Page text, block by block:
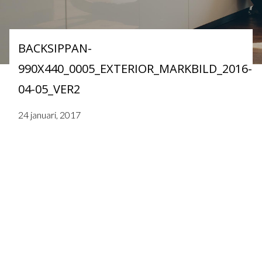
BACKSIPPAN-
990X440_0005_EXTERIOR_MARKBILD_2016-
04-05_VER2
24 januari, 2017